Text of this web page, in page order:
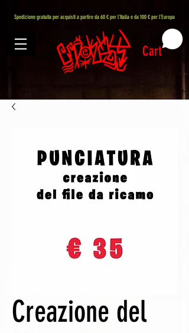
Spedizione gratuita per acquisti a partire da 60 € per l'Italia e da 100 € per l'Europa
Cart
Creazione del